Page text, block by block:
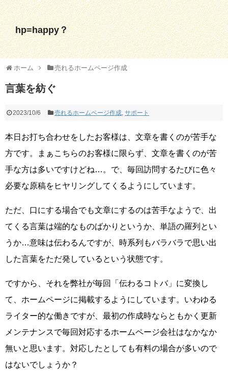
hp=happy？
ホーム 売れるホームページ作成
言葉を紡ぐ
2023/10/6 売れるホームページ作成,サポート
本日お打ち合わせをしたお客様は、文章を書くのが苦手な
方です。まぁこちらのお客様に限らず、文章を書くのが苦
手な方は多いですけどね…。で、毎回訪問するたびに色々
必要な原稿をヒヤリングしてくるようにしています。
ただ、口にする場合でも文章にするのは苦手なようで、出
てくる言葉は端的なものばかりというか、単語の羅列とい
うか…意味は伝わるんですが、時系列もバラバラで思い出
した言葉をただ発しているという状態です。
ですから、それを弊社が毎回「伝わるコトバ」に変換し
て、ホームページに掲載するようにしています。いわゆる
ライター的な働きですが、最初の作成時ならともかく更新
メンテナンスで毎回対応するホームページ会社はなかなか
無いと思います。対応したとしても有料の場合が多いので
はないでしょうか？